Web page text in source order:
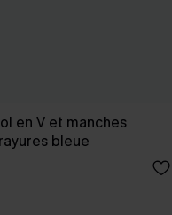
en V et manches
bleue